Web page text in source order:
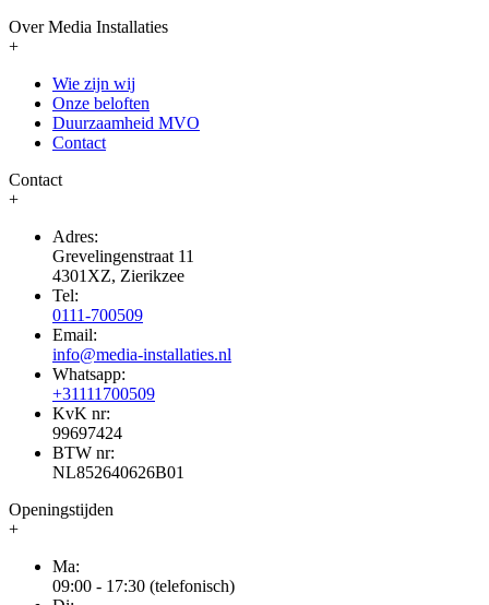
Over Media Installaties
+
Wie zijn wij
Onze beloften
Duurzaamheid MVO
Contact
Contact
+
Adres:
Grevelingenstraat 11
4301XZ, Zierikzee
Tel:
0111-700509
Email:
info@media-installaties.nl
Whatsapp:
+31111700509
KvK nr:
99697424
BTW nr:
NL852640626B01
Openingstijden
+
Ma:
09:00 - 17:30 (telefonisch)